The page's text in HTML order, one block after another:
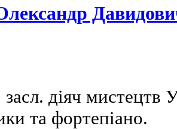
діяч мистецтв
та фортепіано.